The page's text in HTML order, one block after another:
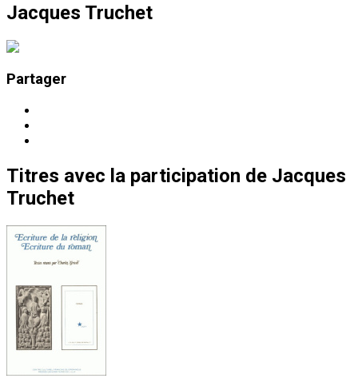
Jacques Truchet
Partager
Titres avec la participation de Jacques
Truchet